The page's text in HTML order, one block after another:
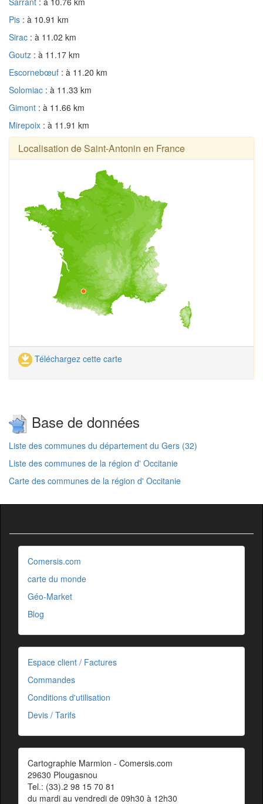
Pis : à 10.91 km
Sirac : à 11.02 km
Goutz : à 11.17 km
Escornebœuf : à 11.20 km
Solomiac : à 11.33 km
Gimont : à 11.66 km
Mirepoix : à 11.91 km
Localisation de Saint-Antonin en France
Téléchargez cette carte
Base de données
Liste des communes du département du Gers (32)
Liste des communes de la région d' Occitanie
Carte des communes de la région d' Occitanie
Comersis.com
carte du monde
Géo-Market
Blog
Espace client / Factures
Commandes
Conditions d'utilisation
Devis / Tarifs
Cartographie Marmion - Comersis.com
29630 Plougasnou
Tel.: (33).2 98 15 70 81
du mardi au vendredi de 09h30 à 12h30